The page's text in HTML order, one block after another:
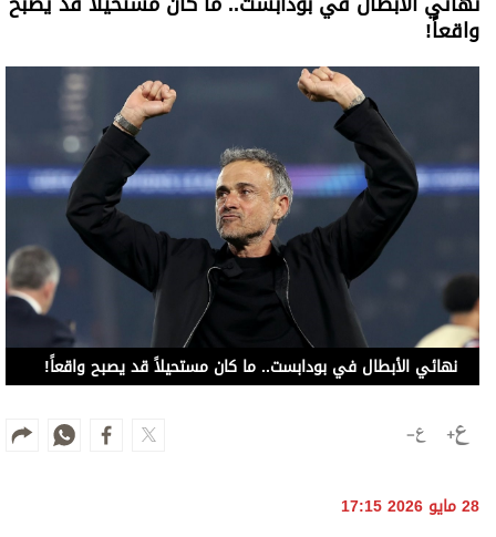
واقعاً!
نهائي الأبطال في بودابست.. ما كان مستحيلاً قد يصبح واقعاً!
28 مايو 2026 17:15